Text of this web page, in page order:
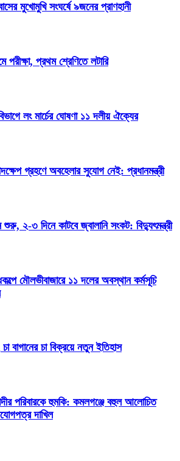
মুখোমুখি সংঘর্ষে ৯জনের প্রাণহানী
পরীক্ষা, প্রথম শ্রেণিতে লটারি
লং মার্চের ঘোষণা ১১ দলীয় ঐক্যের
গ্রহণে অবহেলার সুযোগ নেই: প্রধানমন্ত্রী
২-৩ দিনে কাটবে জ্বালানি সংকট: বিদ্যুৎমন্ত্রী
মৌলভীবাজারে ১১ দলের অবস্থান কর্মসূচি
বাগানের চা বিক্রয়ে নতুন ইতিহাস
পরিবারকে হুমকি: কমলগঞ্জে বহুল আলোচিত
দাখিল